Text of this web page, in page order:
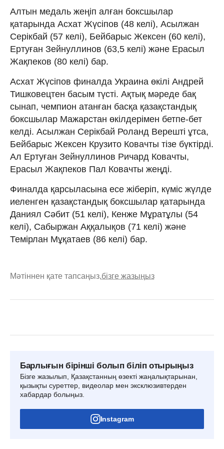
Алтын медаль жеңіп алған боксшылар
қатарында Асхат Жүсіпов (48 келі), Асылжан
Серікбай (57 келі), Бeйбарыс Жексен (60 келі),
Ертуған Зейнуллинов (63,5 келі) және Ерасыл
Жақпеков (80 келі) бар.
Асхат Жүсіпов финалда Украина өкілі Андрей
Тишковецтен басым түсті. Ақтық мәреде бақ
сынап, чемпион атанған басқа қазақстандық
боксшылар Мажарстан өкілдерімен бетпе-бет
келді. Асылжан Серікбай Роланд Верешті ұтса,
Бейбарыс Жексен Крузито Ковачты тізе бүктірді.
Ал Ертуған Зейнуллинов Ричард Ковачты,
Ерасыл Жақпеков Пал Ковачты жеңді.
Финалда қарсыласына есе жіберіп, күміс жүлде
иеленген қазақстандық боксшылар қатарында
Даниял Сәбит (51 келі), Кенже Мұратұлы (54
келі), Сабыржан Аққалықов (71 келі) және
Темірлан Мұқатаев (86 келі) бар.
Мәтіннен қате тапсаңыз,бізге жазыңыз
Барлығын бірінші болып біліп отырыңыз
Бізге жазылып, Қазақстанның өзекті жаңалықтарынан,
қызықты суреттер, видеолар мен эксклюзивтерден
хабардар болыңыз.
Instagram